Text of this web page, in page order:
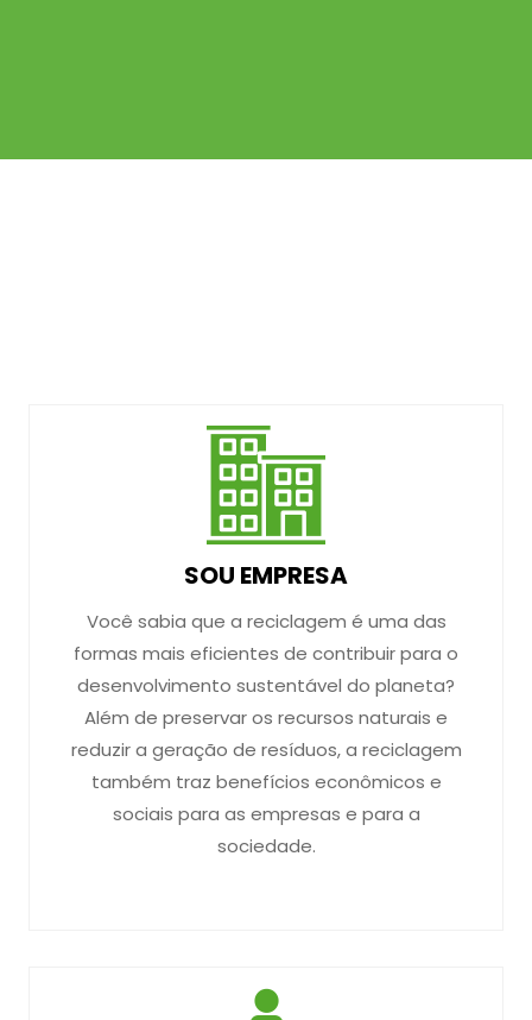
SOU EMPRESA
Você sabia que a reciclagem é uma das
formas mais eficientes de contribuir para o
desenvolvimento sustentável do planeta?
Além de preservar os recursos naturais e
reduzir a geração de resíduos, a reciclagem
também traz benefícios econômicos e
sociais para as empresas e para a
sociedade.